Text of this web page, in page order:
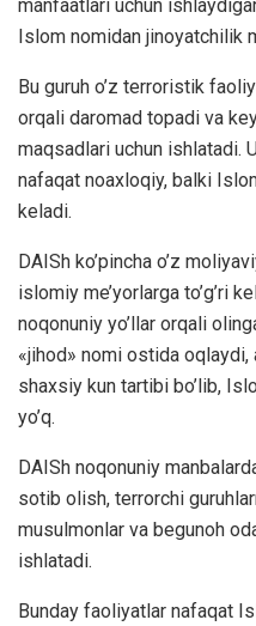
manfaatlari uchun
Islom nomidan jinoyatchilik
Bu guruh o’z terroristik
orqali daromad topadi va
maqsadlari uchun ishlatadi.
nafaqat noaxloqiy, balki
keladi.
DAISh ko’pincha o’z
islomiy me’yorlarga to’g’ri
noqonuniy yo’llar orqali
«jihod» nomi ostida
shaxsiy kun tartibi bo’lib,
yo’q.
DAISh noqonuniy
sotib olish, terrorchi
musulmonlar va begunoh
ishlatadi.
Bunday faoliyatlar nafaqat